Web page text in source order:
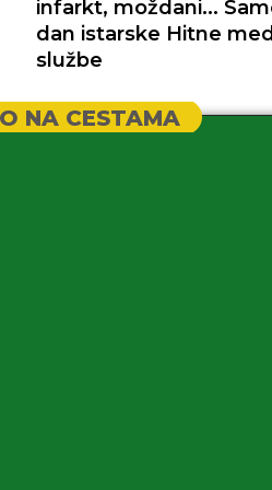
infarkt, moždani...
dan istarske Hitne
službe
NA CESTAMA